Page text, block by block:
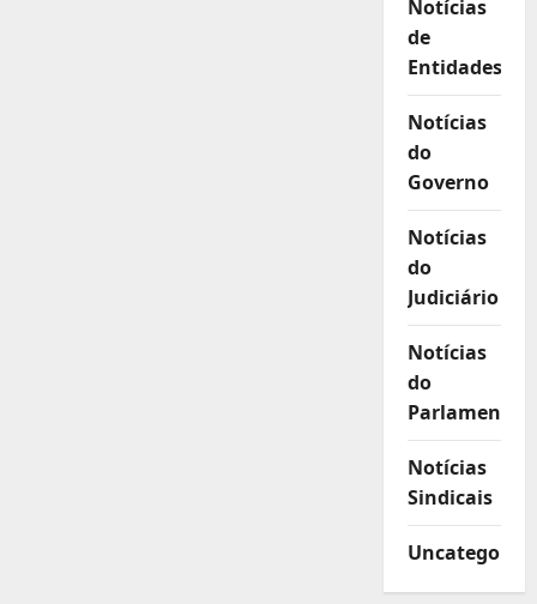
Notícias
de
Entidades
Notícias
do
Governo
Notícias
do
Judiciário
Notícias
do
Parlamento
Notícias
Sindicais